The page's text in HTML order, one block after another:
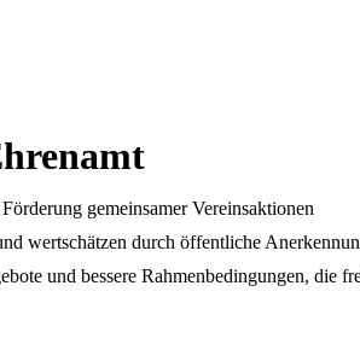
gemeinsamer Vereinsaktionen
wertschätzen durch öffentliche
und bessere Rahmenbedingungen, die